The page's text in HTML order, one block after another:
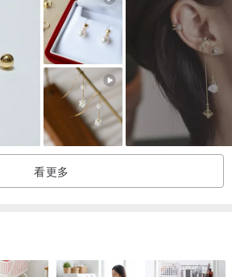
過程中會出現變形和小氣泡。請注意。
，可能會進入空氣中的指印和灰塵。我們
它是手工製作的。
使用，壓花可享受半年至幾年的時間而不
然植物時，由於個體差異，我們無法保證期
看更多